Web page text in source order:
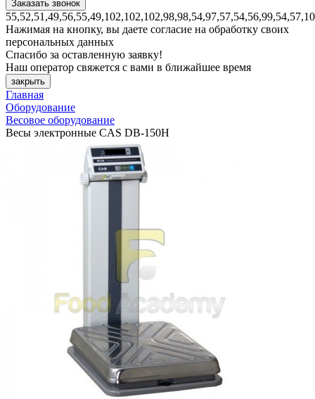
Нажимая на кнопку, вы даете согласие на обработку своих
персональных данных
Спасибо за оставленную заявку!
Наш оператор свяжется с вами в ближайшее время
закрыть
Главная
Оборудование
Весовое оборудование
Весы электронные CAS DB-150H